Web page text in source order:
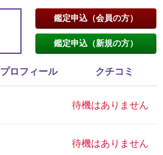
鑑定申込（会員の方）
鑑定申込（新規の方）
プロフィール クチコミ
待機はありません
待機はありません